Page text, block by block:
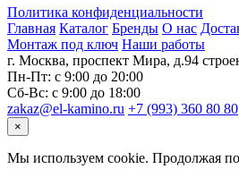
Политика конфиденциальности
Главная Каталог Бренды О нас
Монтаж под ключ Наши работы
г. Москва, проспект Мира, д.94
Пн-Пт: с 9:00 до 20:00
Сб-Вс: с 9:00 до 18:00
zakaz@el-kamino.ru +7 (993) 360 80 80
×
Мы используем cookie. Продолжая